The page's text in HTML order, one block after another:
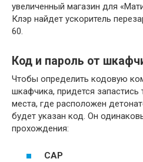
увеличенный магазин для
Клэр найдет ускоритель
60.
Код и пароль от
Чтобы определить кодовую
шкафчика, придется
места, где расположен
будет указан код. Он
прохождения:
CAP